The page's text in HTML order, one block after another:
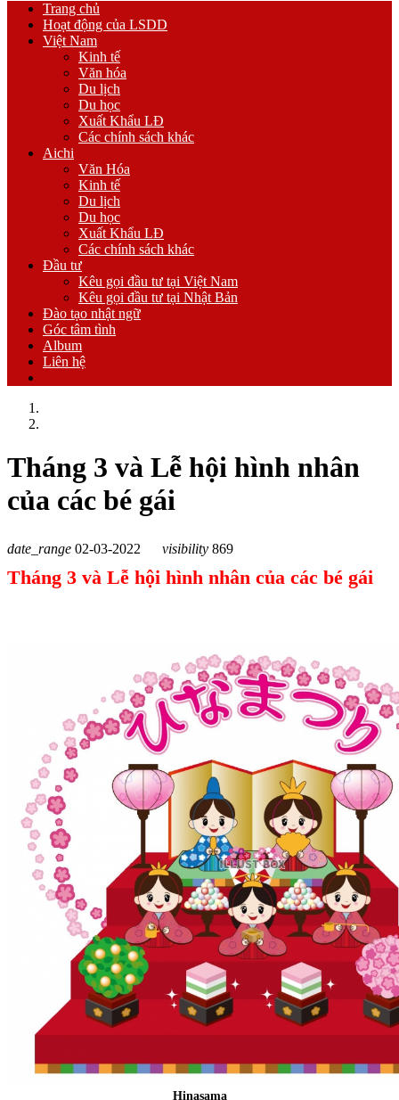
Trang chủ
Hoạt động của LSDD
Việt Nam
Kinh tế
Văn hóa
Du lịch
Du học
Xuất Khẩu LĐ
Các chính sách khác
Aichi
Văn Hóa
Kinh tế
Du lịch
Du học
Xuất Khẩu LĐ
Các chính sách khác
Đầu tư
Kêu gọi đầu tư tại Việt Nam
Kêu gọi đầu tư tại Nhật Bản
Đào tạo nhật ngữ
Góc tâm tình
Album
Liên hệ
Tháng 3 và Lễ hội hình nhân
của các bé gái
date_range 02-03-2022 visibility 869
Tháng 3 và Lễ hội hình nhân của các bé gái
Hinasama